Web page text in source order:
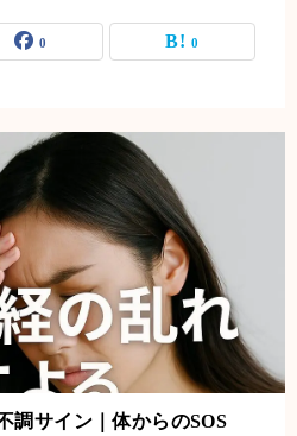
0 0
調サイン｜体からのSOS